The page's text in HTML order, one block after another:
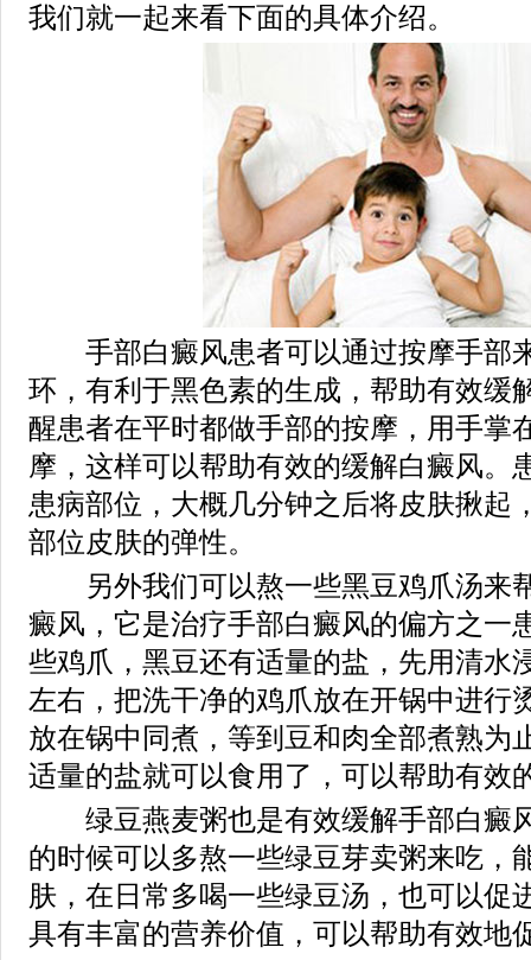
我们就一起来看下面的具体介绍。
手部白癜风患者可以通过按摩手部
环，有利于黑色素的生成，帮助有效缓
醒患者在平时都做手部的按摩，用手掌
摩，这样可以帮助有效的缓解白癜风。
患病部位，大概几分钟之后将皮肤揪起
部位皮肤的弹性。
另外我们可以熬一些黑豆鸡爪汤来
癜风，它是治疗手部白癜风的偏方之一
些鸡爪，黑豆还有适量的盐，先用清水
左右，把洗干净的鸡爪放在开锅中进行
放在锅中同煮，等到豆和肉全部煮熟为
适量的盐就可以食用了，可以帮助有效
绿豆燕麦粥也是有效缓解手部白癜
的时候可以多熬一些绿豆芽卖粥来吃，
肤，在日常多喝一些绿豆汤，也可以促
具有丰富的营养价值，可以帮助有效地